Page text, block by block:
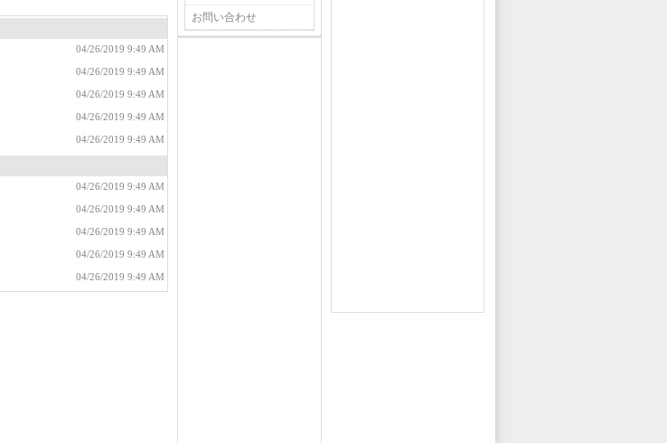
04/26/2019 9:49 AM
04/26/2019 9:49 AM
04/26/2019 9:49 AM
04/26/2019 9:49 AM
04/26/2019 9:49 AM
04/26/2019 9:49 AM
04/26/2019 9:49 AM
04/26/2019 9:49 AM
04/26/2019 9:49 AM
04/26/2019 9:49 AM
お問い合わせ